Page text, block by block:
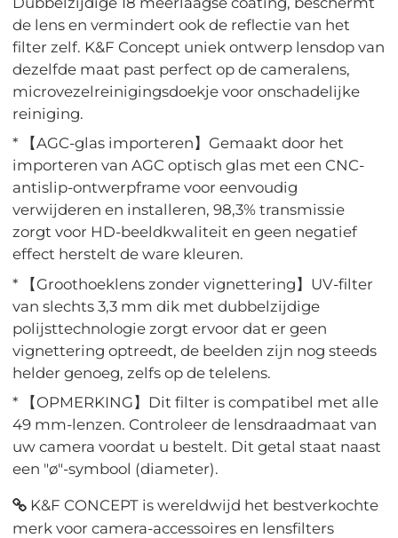
de lens en vermindert ook de reflectie van het
filter zelf. K&F Concept uniek ontwerp lensdop van
dezelfde maat past perfect op de cameralens,
microvezelreinigingsdoekje voor onschadelijke
reiniging.
* 【AGC-glas importeren】Gemaakt door het
importeren van AGC optisch glas met een CNC-
antislip-ontwerpframe voor eenvoudig
verwijderen en installeren, 98,3% transmissie
zorgt voor HD-beeldkwaliteit en geen negatief
effect herstelt de ware kleuren.
* 【Groothoeklens zonder vignettering】UV-filter
van slechts 3,3 mm dik met dubbelzijdige
polijsttechnologie zorgt ervoor dat er geen
vignettering optreedt, de beelden zijn nog steeds
helder genoeg, zelfs op de telelens.
* 【OPMERKING】Dit filter is compatibel met alle
49 mm-lenzen. Controleer de lensdraadmaat van
uw camera voordat u bestelt. Dit getal staat naast
een "ø"-symbool (diameter).
K&F CONCEPT is wereldwijd het bestverkochte
merk voor camera-accessoires en lensfilters